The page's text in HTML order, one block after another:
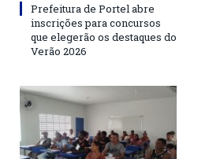
Prefeitura de Portel abre
inscrições para concursos
que elegerão os destaques do
Verão 2026